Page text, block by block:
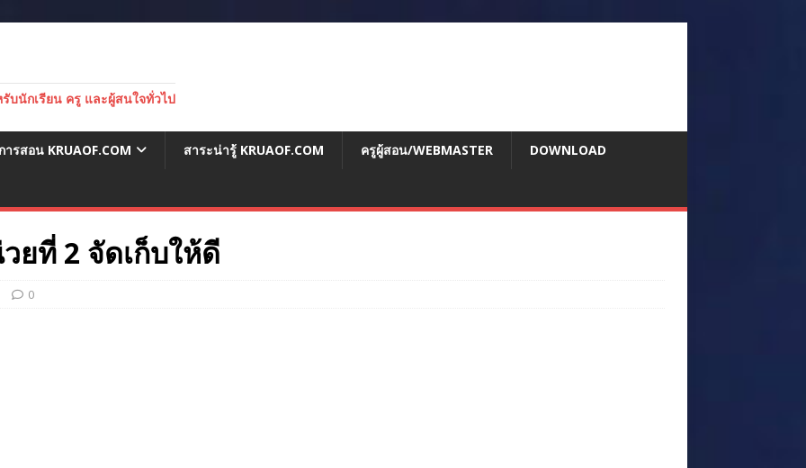
บนักเรียน ครู และผู้สนใจทั่วไป
ารสอน KRUAOF.COM สาระน่ารู้ KRUAOF.COM ครูผู้สอน/WEBMASTER DOWNLOAD
ยที่ 2 จัดเก็บให้ดี
0